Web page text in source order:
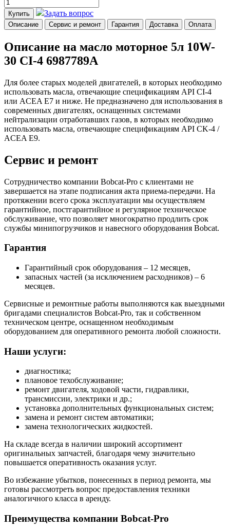
Купить Задать вопрос
Описание Сервис и ремонт Гарантия Доставка Оплата
Описание на масло моторное 5л 10W-
30 CI-4 6987789A
Для более старых моделей двигателей, в которых необходимо
использовать масла, отвечающие спецификациям API CI-4
или ACEA E7 и ниже. Не предназначено для использования в
современных двигателях, оснащенных системами
нейтрализации отработавших газов, в которых необходимо
использовать масла, отвечающие спецификациям API CK-4 /
ACEA E9.
Сервис и ремонт
Сотрудничество компании Bobcat-Pro с клиентами не
завершается на этапе подписания акта приема-передачи. На
протяжении всего срока эксплуатации мы осуществляем
гарантийное, постгарантийное и регулярное техническое
обслуживание, что позволяет многократно продлить срок
службы минипогрузчиков и навесного оборудования Bobcat.
Гарантия
Гарантийный срок оборудования – 12 месяцев,
запасных частей (за исключением расходников) – 6
месяцев.
Сервисные и ремонтные работы выполняются как выездными
бригадами специалистов Bobcat-Pro, так и собственном
техническом центре, оснащенном необходимым
оборудованием для оперативного ремонта любой сложности.
Наши услуги:
диагностика;
плановое техобслуживание;
ремонт двигателя, ходовой части, гидравлики,
трансмиссии, электрики и др.;
установка дополнительных функциональных систем;
замена и ремонт систем автоматики;
замена технологических жидкостей.
На складе всегда в наличии широкий ассортимент
оригинальных запчастей, благодаря чему значительно
повышается оперативность оказания услуг.
Во избежание убытков, понесенных в период ремонта, мы
готовы рассмотреть вопрос предоставления техники
аналогичного класса в аренду.
Преимущества компании Bobcat-Pro